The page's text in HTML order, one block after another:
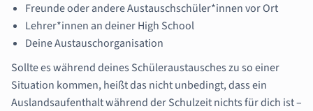
Freunde oder andere Austauschschüler*innen vor Ort
Lehrer*innen an deiner High School
Deine Austauschorganisation
Sollte es während deines Schüleraustausches zu so einer
Situation kommen, heißt das nicht unbedingt, dass ein
Auslandsaufenthalt während der Schulzeit nichts für dich ist –